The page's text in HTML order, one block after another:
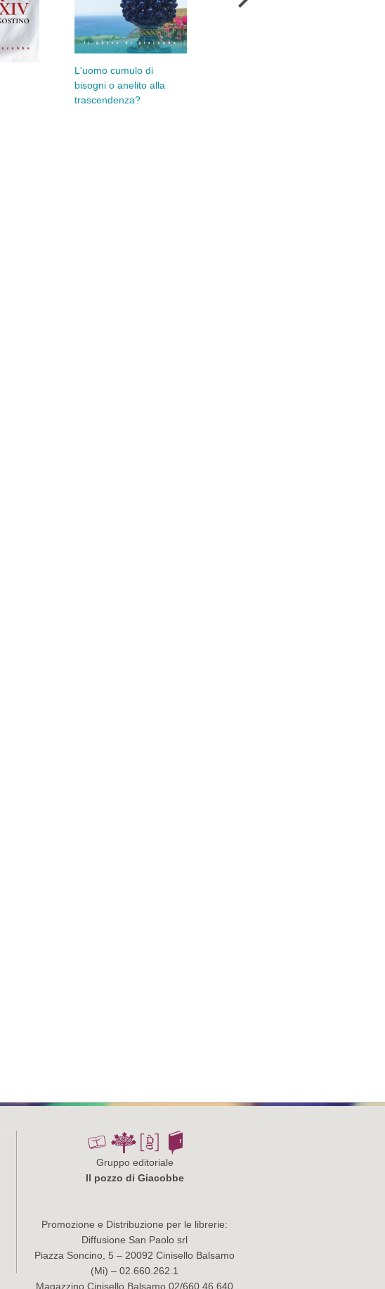
L'uomo cumulo di
bisogni o anelito alla
trascendenza?
Gruppo editoriale
Il pozzo di Giacobbe
Promozione e Distribuzione per le librerie:
Diffusione San Paolo srl
Piazza Soncino, 5 – 20092 Cinisello Balsamo
(Mi) – 02.660.262.1
Magazzino Cinisello Balsamo 02/660.46.640